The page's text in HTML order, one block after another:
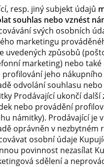
resp. jiný subjekt údajů
souhlas nebo vznést
svých osobních
marketingu
uvedených způsobů
marketing) nebo
jeho nákupního
odvolání souhlasu
Prodávající ukončí další
nebo provádění
námitky). Prodávající je
oprávněn v nezbytném
osobní údaje
povinnost nezasílat
sdělení a